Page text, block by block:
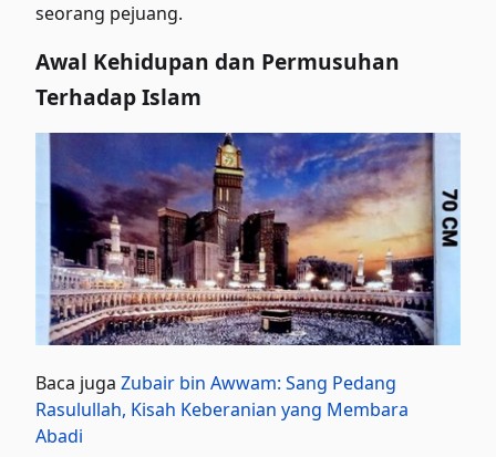
seorang pejuang.
Awal Kehidupan dan Permusuhan
Terhadap Islam
Baca jugaZubair bin Awwam: Sang Pedang
Rasulullah, Kisah Keberanian yang Membara
Abadi